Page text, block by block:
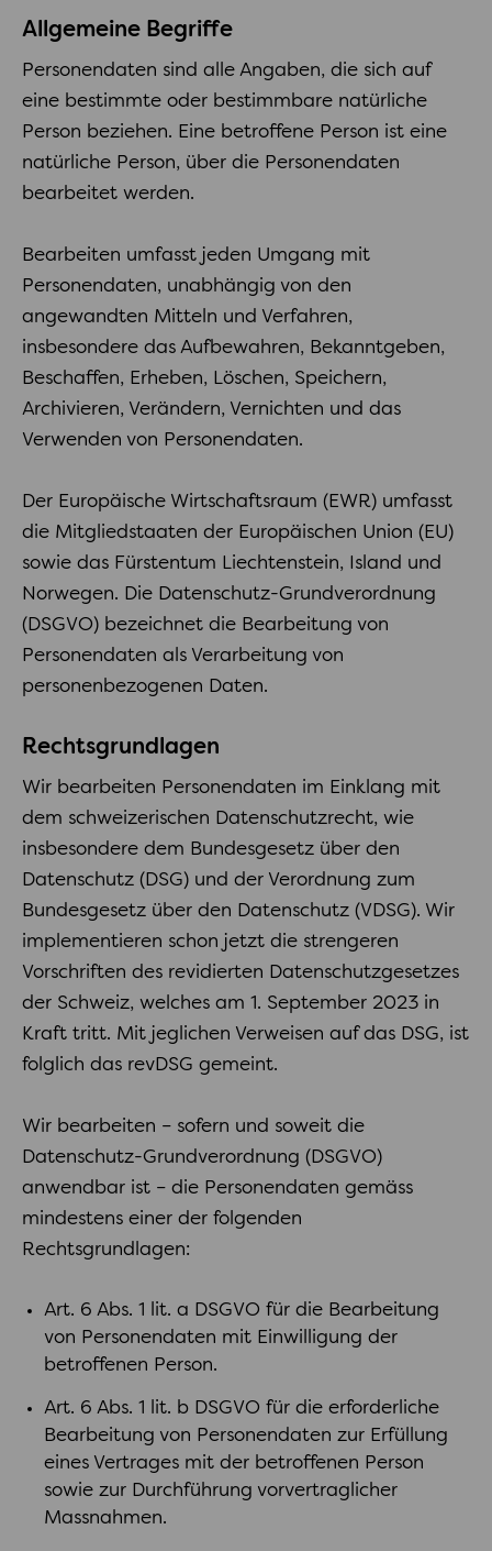
Allgemeine Begriffe
Personendaten sind alle Angaben, die sich auf
eine bestimmte oder bestimmbare natürliche
Person beziehen. Eine betroffene Person ist eine
natürliche Person, über die Personendaten
bearbeitet werden.
Bearbeiten umfasst jeden Umgang mit
Personendaten, unabhängig von den
angewandten Mitteln und Verfahren,
insbesondere das Aufbewahren, Bekanntgeben,
Beschaffen, Erheben, Löschen, Speichern,
Archivieren, Verändern, Vernichten und das
Verwenden von Personendaten.
Der Europäische Wirtschaftsraum (EWR) umfasst
die Mitgliedstaaten der Europäischen Union (EU)
sowie das Fürstentum Liechtenstein, Island und
Norwegen. Die Datenschutz-Grundverordnung
(DSGVO) bezeichnet die Bearbeitung von
Personendaten als Verarbeitung von
personenbezogenen Daten.
Rechtsgrundlagen
Wir bearbeiten Personendaten im Einklang mit
dem schweizerischen Datenschutzrecht, wie
insbesondere dem Bundesgesetz über den
Datenschutz (DSG) und der Verordnung zum
Bundesgesetz über den Datenschutz (VDSG). Wir
implementieren schon jetzt die strengeren
Vorschriften des revidierten Datenschutzgesetzes
der Schweiz, welches am 1. September 2023 in
Kraft tritt. Mit jeglichen Verweisen auf das DSG, ist
folglich das revDSG gemeint.
Wir bearbeiten – sofern und soweit die
Datenschutz-Grundverordnung (DSGVO)
anwendbar ist – die Personendaten gemäss
mindestens einer der folgenden
Rechtsgrundlagen:
Art. 6 Abs. 1 lit. a DSGVO für die Bearbeitung
von Personendaten mit Einwilligung der
betroffenen Person.
Art. 6 Abs. 1 lit. b DSGVO für die erforderliche
Bearbeitung von Personendaten zur Erfüllung
eines Vertrages mit der betroffenen Person
sowie zur Durchführung vorvertraglicher
Massnahmen.